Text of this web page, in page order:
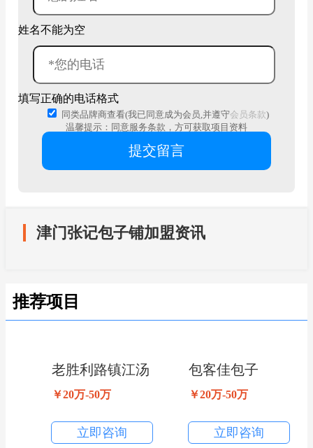
姓名不能为空
填写正确的电话格式
同类品牌商查看(我已同意成为会员,并遵守会员条款)
温馨提示：同意服务条款，方可获取项目资料
津门张记包子铺加盟资讯
推荐项目
老胜利路镇江汤
包
￥20万-50万
立即咨询
包客佳包子
￥20万-50万
立即咨询